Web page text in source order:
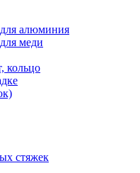
алюминия
меди
кольцо
стяжек